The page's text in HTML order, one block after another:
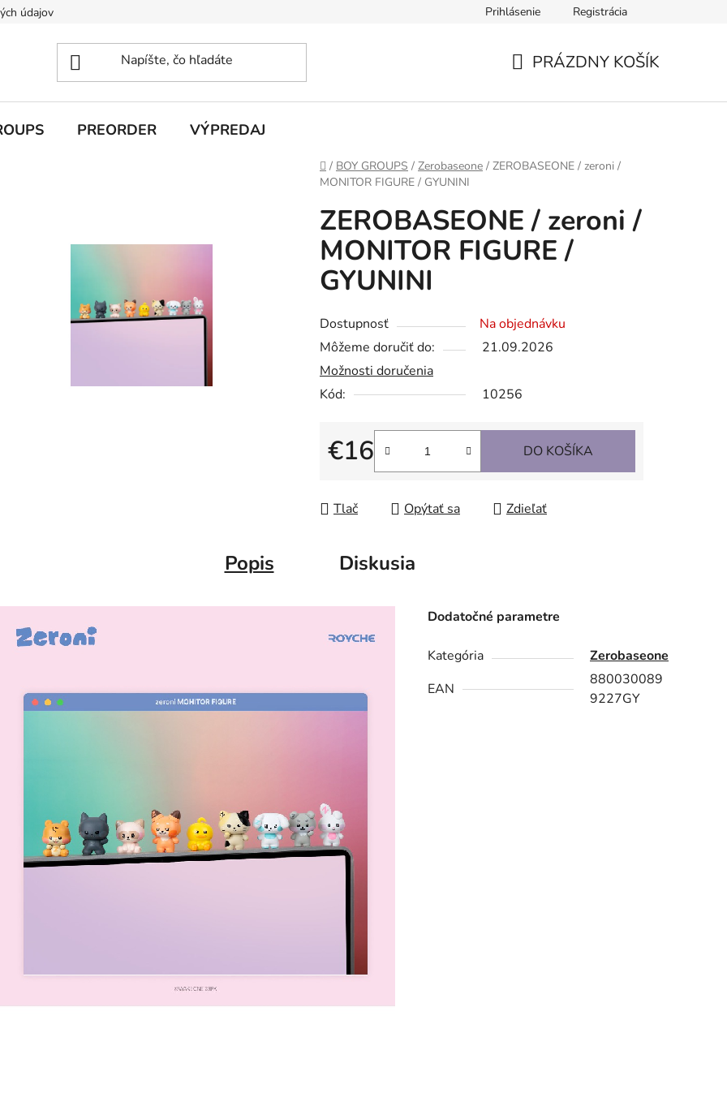
údajov Prihlásenie Registrácia
PRÁZDNY KOŠÍK
PREORDER VÝPREDAJ
Domov
/ BOY GROUPS / Zerobaseone / ZEROBASEONE / zeroni /
MONITOR FIGURE / GYUNINI
ZEROBASEONE / zeroni /
MONITOR FIGURE /
GYUNINI
Dostupnosť
Na objednávku
Môžeme doručiť do:
21.09.2026
Možnosti doručenia
Kód:
10256
€16
Jednotková cena:
DO KOŠÍKA
Tlač Opýtať sa Zdieľať
Popis Diskusia
Dodatočné parametre
Kategória
Zerobaseone
EAN
880030089
9227GY